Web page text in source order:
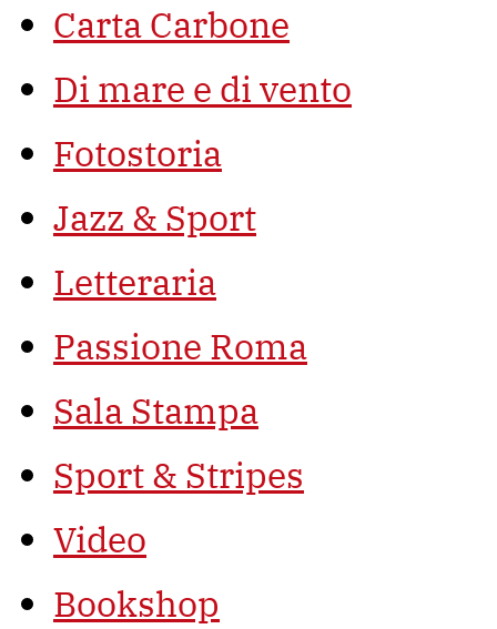
Carta Carbone
Di mare e di vento
Fotostoria
Jazz & Sport
Letteraria
Passione Roma
Sala Stampa
Sport & Stripes
Video
Bookshop